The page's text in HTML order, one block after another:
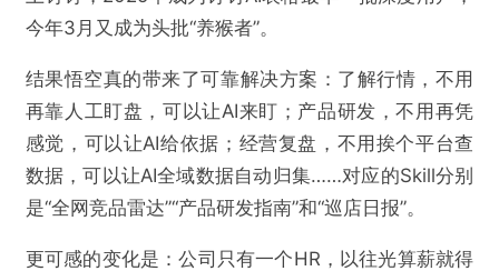
今年3月又成为头批“养猴者”。
结果悟空真的带来了可靠解决方案：了解行情，不用
再靠人工盯盘，可以让AI来盯；产品研发，不用再凭
感觉，可以让AI给依据；经营复盘，不用挨个平台查
数据，可以让AI全域数据自动归集……对应的Skill分别
是“全网竞品雷达”“产品研发指南”和“巡店日报”。
更可感的变化是：公司只有一个HR，以往光算薪就得